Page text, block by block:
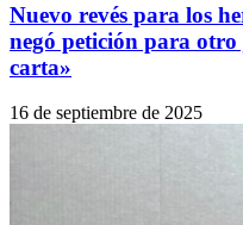
Nuevo revés para los
negó petición para
carta»
16 de septiembre de 2025